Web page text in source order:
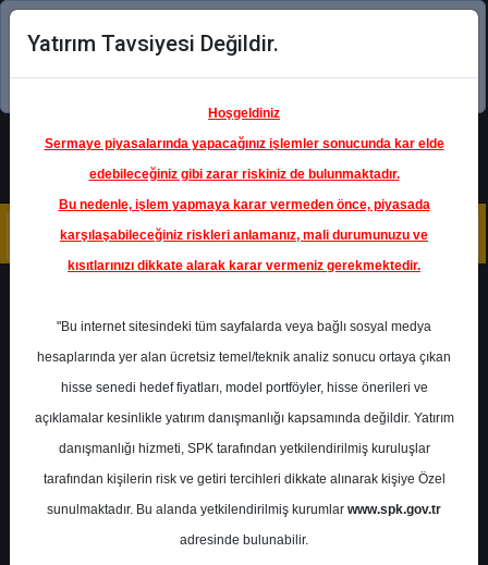
Şimdi uygulamayı indirin!
Ana Sayfa
Raporlar
Marbaş Menkul Değerler
Petrokimya Bülteni
Marbaş Menkul Değerler
Yatırım Tavsiyesi Değildir.
Hoşgeldiniz
Sermaye piyasalarında yapacağınız işlemler sonucunda kar elde
edebileceğiniz gibi zarar riskiniz de bulunmaktadır.
Bu nedenle, işlem yapmaya karar vermeden önce, piyasada
karşılaşabileceğiniz riskleri anlamanız, mali durumunuzu ve
kısıtlarınızı dikkate alarak karar vermeniz gerekmektedir.
"Bu internet sitesindeki tüm sayfalarda veya bağlı sosyal medya
hesaplarında yer alan ücretsiz temel/teknik analiz sonucu ortaya çıkan
hisse senedi hedef fiyatları, model portföyler, hisse önerileri ve
açıklamalar kesinlikle yatırım danışmanlığı kapsamında değildir. Yatırım
danışmanlığı hizmeti, SPK tarafından yetkilendirilmiş kuruluşlar
tarafından kişilerin risk ve getiri tercihleri dikkate alınarak kişiye Özel
sunulmaktadır. Bu alanda yetkilendirilmiş kurumlar www.spk.gov.tr
adresinde bulunabilir.